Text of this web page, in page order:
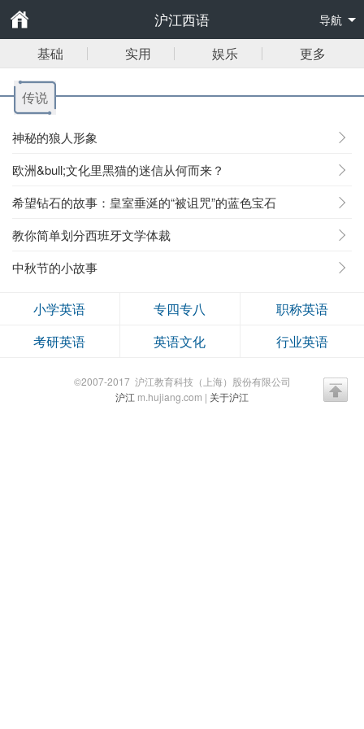
沪江西语 导航
基础 实用 娱乐 更多
传说
神秘的狼人形象
欧洲&bull;文化里黑猫的迷信从何而来？
希望钻石的故事：皇室垂涎的“被诅咒”的蓝色宝石
教你简单划分西班牙文学体裁
中秋节的小故事
小学英语 专四专八
职称英语
考研英语
英语文化 行业英语
©2007-2017 沪江教育科技（上海）股份有限公司
沪江 m.hujiang.com | 关于沪江